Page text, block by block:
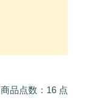
商品点数：16 点